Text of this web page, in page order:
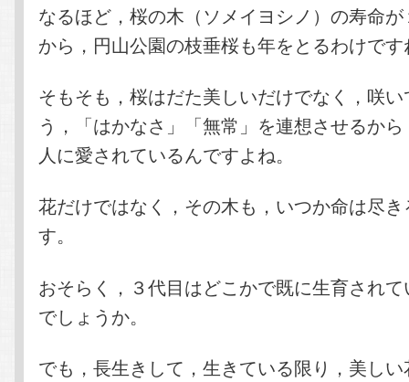
なるほど，桜の木（ソメイヨシノ）の寿命
から，円山公園の枝垂桜も年をとるわけで
そもそも，桜はだた美しいだけでなく，咲
う，「はかなさ」「無常」を連想させるか
人に愛されているんですよね。
花だけではなく，その木も，いつか命は尽
す。
おそらく，３代目はどこかで既に生育され
でしょうか。
でも，長生きして，生きている限り，美し